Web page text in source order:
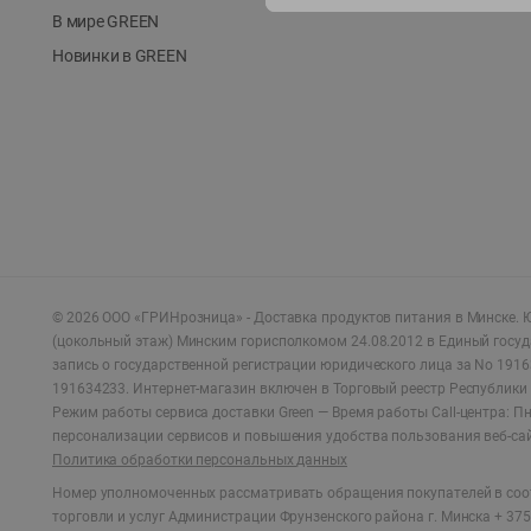
В мире GREEN
Новинки в GREEN
© 2026 ООО «ГРИНрозница» - Доставка продуктов питания в Минске.
(цокольный этаж) Минским горисполкомом 24.08.2012 в Единый
запись о государственной регистрации юридического лица за No
191634233. Интернет-магазин включен в Торговый реестр
Режим работы сервиса доставки Green — Время работы Call-центра:
персонализации сервисов и повышения удобства пользования веб-
Политика обработки персональных данных
Номер уполномоченных рассматривать обращения покупателей в
торговли и услуг Администрации Фрунзенского района г. Минска +